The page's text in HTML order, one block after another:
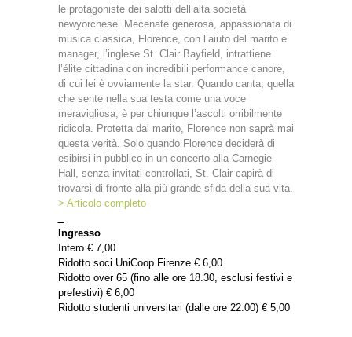
le protagoniste dei salotti dell’alta società
newyorchese. Mecenate generosa, appassionata di
musica classica, Florence, con l’aiuto del marito e
manager, l’inglese St. Clair Bayfield, intrattiene
l’élite cittadina con incredibili performance canore,
di cui lei è ovviamente la star. Quando canta, quella
che sente nella sua testa come una voce
meravigliosa, è per chiunque l’ascolti orribilmente
ridicola. Protetta dal marito, Florence non saprà mai
questa verità. Solo quando Florence deciderà di
esibirsi in pubblico in un concerto alla Carnegie
Hall, senza invitati controllati, St. Clair capirà di
trovarsi di fronte alla più grande sfida della sua vita.
> Articolo completo
Ingresso
Intero € 7,00
Ridotto soci UniCoop Firenze € 6,00
Ridotto over 65 (fino alle ore 18.30, esclusi festivi e
prefestivi) € 6,00
Ridotto studenti universitari (dalle ore 22.00) € 5,00